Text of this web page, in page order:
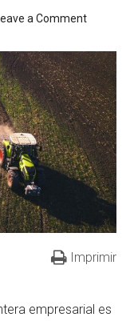
a Comment
Imprimir
empresarial es